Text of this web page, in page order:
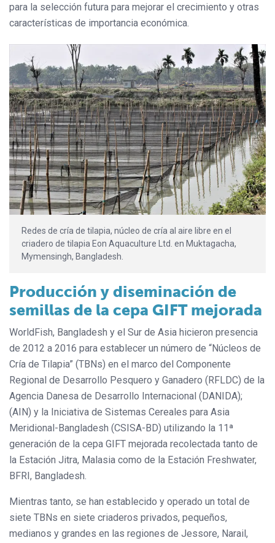
para la selección futura para mejorar el crecimiento y otras
características de importancia económica.
Redes de cría de tilapia, núcleo de cría al aire libre en el
criadero de tilapia Eon Aquaculture Ltd. en Muktagacha,
Mymensingh, Bangladesh.
Producción y diseminación de
semillas de la cepa GIFT mejorada
WorldFish, Bangladesh y el Sur de Asia hicieron presencia
de 2012 a 2016 para establecer un número de “Núcleos de
Cría de Tilapia” (TBNs) en el marco del Componente
Regional de Desarrollo Pesquero y Ganadero (RFLDC) de la
Agencia Danesa de Desarrollo Internacional (DANIDA);
(AIN) y la Iniciativa de Sistemas Cereales para Asia
Meridional-Bangladesh (CSISA-BD) utilizando la 11ª
generación de la cepa GIFT mejorada recolectada tanto de
la Estación Jitra, Malasia como de la Estación Freshwater,
BFRI, Bangladesh.
Mientras tanto, se han establecido y operado un total de
siete TBNs en siete criaderos privados, pequeños,
medianos y grandes en las regiones de Jessore, Narail,